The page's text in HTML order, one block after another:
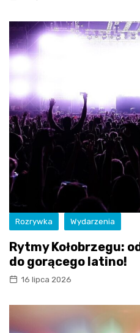
Rozrywka Wydarzenia
Rytmy Kołobrzegu:
do gorącego latino!
16 lipca 2026